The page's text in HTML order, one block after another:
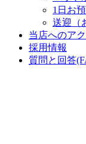
1日お
送迎（
当店へのア
採用情報
質問と回答